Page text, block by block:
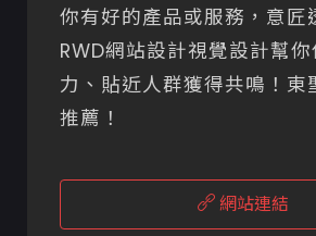
你有好的產品或服務，意匠
RWD網站設計視覺設計幫
力、貼近人群獲得共鳴！東
推薦！
網站連結